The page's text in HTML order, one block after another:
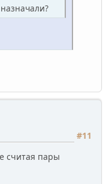
#11
считая пары